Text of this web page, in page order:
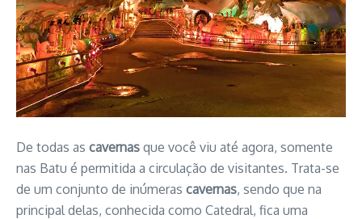
De todas as cavernas que você viu até agora, somente
nas Batu é permitida a circulação de visitantes. Trata-se
de um conjunto de inúmeras cavernas, sendo que na
principal delas, conhecida como Catedral, fica uma